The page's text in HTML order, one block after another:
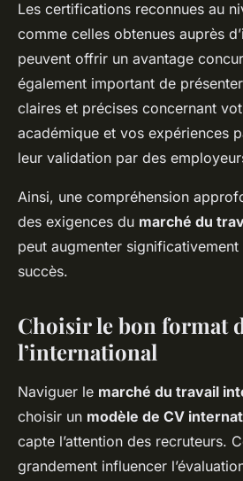
Les certifications reconnues au
comme celles obtenues auprès
peuvent offrir un avantage
également important de
claires et précises concernant
académique et vos expériences
leur validation par des
Ainsi, une compréhension
des exigences du marché du
peut augmenter
succès.
Choisir le bon format
l’international
Naviguer le marché du travail
choisir un modèle de CV
capte l’attention des recruteurs.
grandement influencer